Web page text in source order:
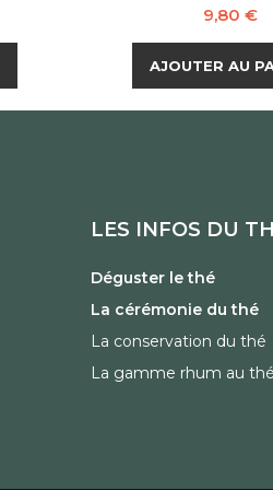
Prix
9,80 €
AJOUTER AU
LES INFOS DU
Déguster le thé
La cérémonie du thé
La conservation du thé
La gamme rhum au